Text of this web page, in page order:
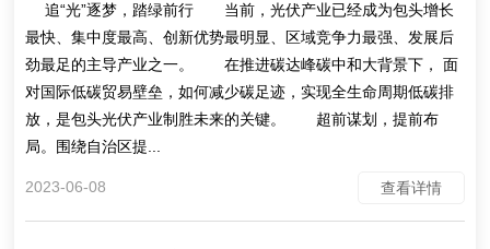
追“光”逐梦，踏绿前行 当前，光伏产业已经成为包头增长
最快、集中度最高、创新优势最明显、区域竞争力最强、发展后
劲最足的主导产业之一。 在推进碳达峰碳中和大背景下， 面
对国际低碳贸易壁垒，如何减少碳足迹，实现全生命周期低碳排
放，是包头光伏产业制胜未来的关键。 超前谋划，提前布
局。围绕自治区提...
2023-06-08 查看详情